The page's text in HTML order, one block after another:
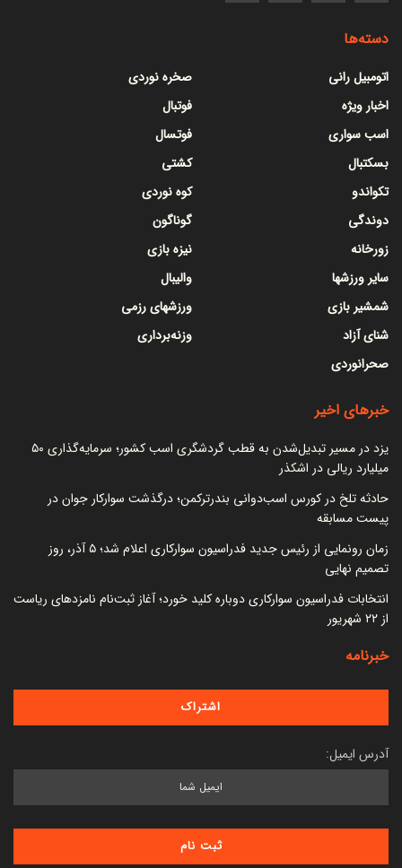
دسته‌ها
اتومبیل رانی
اخبار ویژه
اسب سواری
بسکتبال
تکواندو
دوندگی
زورخانه
سایر ورزشها
شمشیر بازی
شنای آزاد
صحرانوردی
صخره نوردی
فوتبال
فوتسال
کشتی
کوه نوردی
گوناگون
نیزه بازی
والیبال
ورزشهای رزمی
وزنه‌برداری
خبرهای اخیر
یزد در مسیر تبدیل‌شدن به قطب گردشگری اسب کشور؛ سرمایه‌گذاری ۵۰
میلیارد ریالی در اشکذر
حادثه تلخ در کورس اسب‌دوانی بندرترکمن؛ درگذشت سوارکار جوان در
پیست مسابقه
زمان رونمایی از رئیس جدید فدراسیون سوارکاری اعلام شد؛ ۵ آذر، روز
تصمیم نهایی
انتخابات فدراسیون سوارکاری دوباره کلید خورد؛ آغاز ثبت‌نام نامزدهای ریاست
از ۲۲ شهریور
خبرنامه
آدرس ایمیل: